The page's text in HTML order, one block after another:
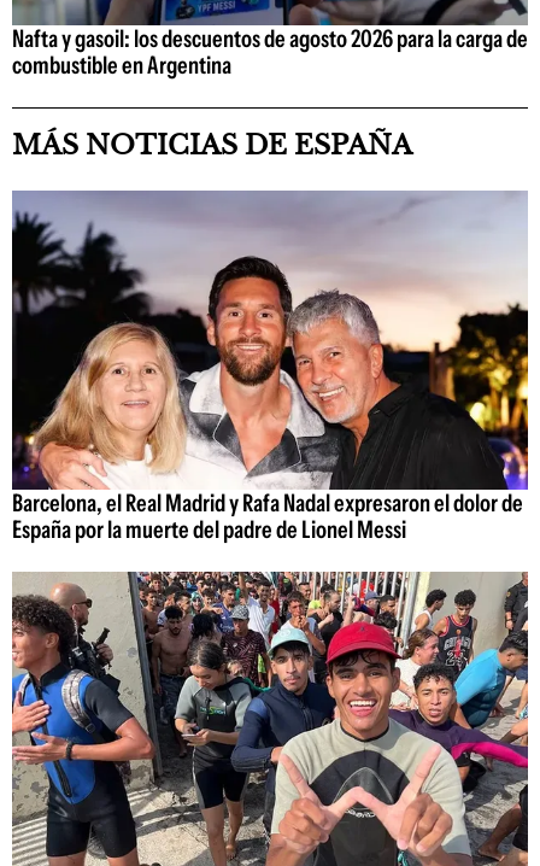
Nafta y gasoil: los descuentos de agosto 2026 para la carga de
combustible en Argentina
MÁS NOTICIAS DE ESPAÑA
Barcelona, el Real Madrid y Rafa Nadal expresaron el dolor de
España por la muerte del padre de Lionel Messi